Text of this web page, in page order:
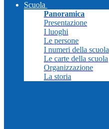
Scuola
Panoramica
Presentazione
I luoghi
Le persone
I numeri della scuola
Le carte della scuola
Organizzazione
La storia